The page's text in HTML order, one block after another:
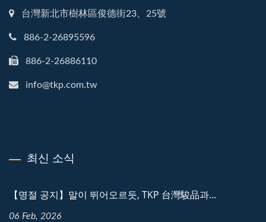
台灣新北市樹林區俊德街23、25號
886-2-26895596
886-2-26886110
info@tkp.com.tw
최신 소식
【명절 공지】말이 뛰어오르듯, TKP 台灣駿品과...
06 Feb, 2026